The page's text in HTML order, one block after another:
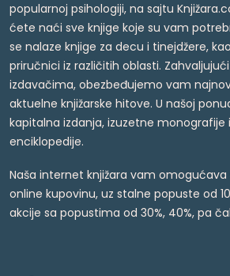
popularnoj psihologiji, na sajtu
ćete naći sve knjige koje su vam
se nalaze knjige za decu i tinejdžere,
priručnici iz različitih oblasti.
izdavačima, obezbeđujemo vam
aktuelne knjižarske hitove. U našoj
kapitalna izdanja, izuzetne monografije
enciklopedije.
Naša internet knjižara vam omogućava
online kupovinu, uz stalne popuste od
akcije sa popustima od 30%, 40%, pa